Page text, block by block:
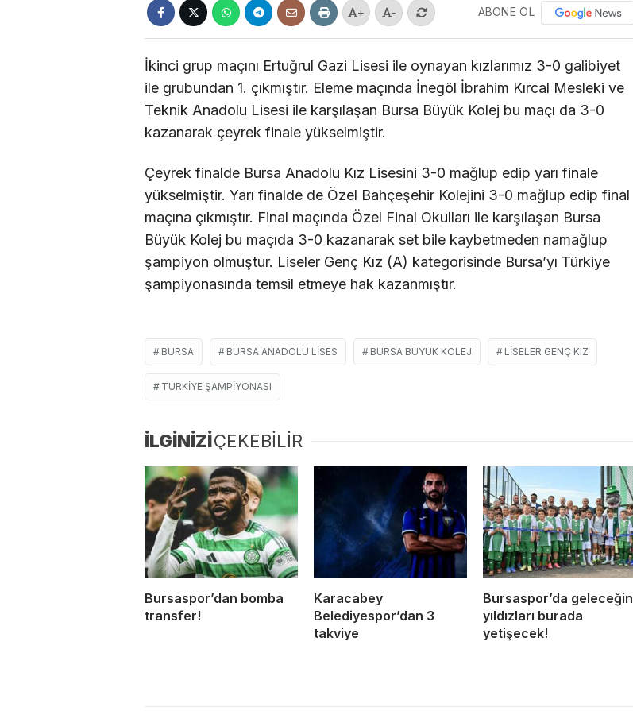
+ - ABONE OL
İkinci grup maçını Ertuğrul Gazi Lisesi ile oynayan kızlarımız 3-0 galibiyet
ile grubundan 1. çıkmıştır. Eleme maçında İnegöl İbrahim Kırcal Mesleki ve
Teknik Anadolu Lisesi ile karşılaşan Bursa Büyük Kolej bu maçı da 3-0
kazanarak çeyrek finale yükselmiştir.
Çeyrek finalde Bursa Anadolu Kız Lisesini 3-0 mağlup edip yarı finale
yükselmiştir. Yarı finalde de Özel Bahçeşehir Kolejini 3-0 mağlup edip final
maçına çıkmıştır. Final maçında Özel Final Okulları ile karşılaşan Bursa
Büyük Kolej bu maçıda 3-0 kazanarak set bile kaybetmeden namağlup
şampiyon olmuştur. Liseler Genç Kız (A) kategorisinde Bursa’yı Türkiye
şampiyonasında temsil etmeye hak kazanmıştır.
BURSA BURSA ANADOLU LISES BURSA BÜYÜK KOLEJ LİSELER GENÇ KIZ
TÜRKIYE ŞAMPIYONASI
İLGİNİZİÇEKEBİLİR
Bursaspor’dan bomba
transfer!
Karacabey
Belediyespor’dan 3
takviye
Bursaspor’da geleceğin
yıldızları burada
yetişecek!